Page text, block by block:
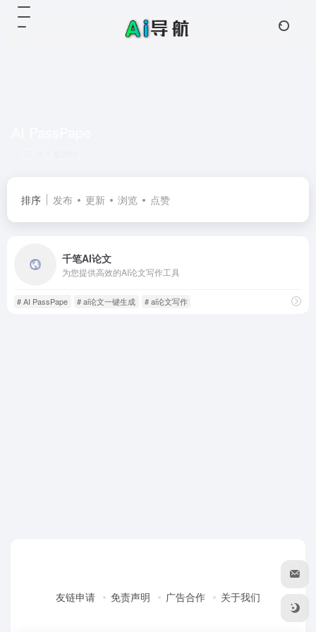
排序 发布 更新 浏览 点赞
千笔AI论文
为您提供高效的AI论文写作工具
# AI PassPape # ai论文一键生成 # ai论文写作
友链申请 免责声明 广告合作 关于我们